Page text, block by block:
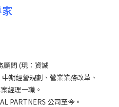
問 (現： 資誠
中期經營規劃、營業業務改革、
經理一職。
PARTNERS 公司至今。